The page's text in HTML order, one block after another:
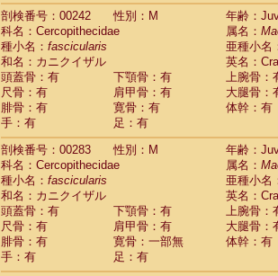
剖検番号：00242
性別：M
年齢：
科名：Cercopithecidae
属名：
種小名： fascicularis
亜種小名
和名：カニクイザル
英名：
頭蓋骨：有
下顎骨：有
上腕骨：
尺骨：有
肩甲骨：有
大腿骨：
腓骨：有
寛骨：有
体幹：有
手：有
足：有
剖検番号：00283
性別：M
年齢：
科名：Cercopithecidae
属名：
種小名： fascicularis
亜種小名
和名：カニクイザル
英名：
頭蓋骨：有
下顎骨：有
上腕骨：
尺骨：有
肩甲骨：有
大腿骨：
腓骨：有
寛骨：一部無
体幹：有
手：有
足：有